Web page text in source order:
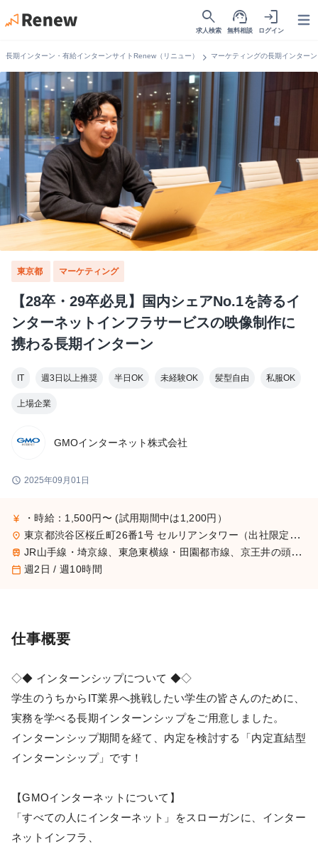
search
求人検索
support_agent
無料相談
login
ログイン
長期インターン・有給インターンサイトRenew（リニュー） chevron_right マーケティングの長期インター
東京都 マーケティング
【28卒・29卒必見】国内シェアNo.1を誇るイ
ンターネットインフラサービスの映像制作に
携わる長期インターン
IT 週3日以上推奨 半日OK 未経験OK 髪型自由 私服OK
上場企業
GMOインターネット株式会社
schedule 2025年09月01日
currency_yen ・時給：1,500円〜 (試用期間中は1,200円）
place 東京都渋谷区桜丘町26番1号 セルリアンタワー（出社限定・リモート不可）
train JR山手線・埼京線、東急東横線・田園都市線、京王井の頭線、地下鉄銀座線・半蔵門線の渋谷駅より徒歩5分
calendar_today 週2日 / 週10時間
仕事概要
◇◆ インターンシップについて ◆◇
学生のうちからIT業界へ挑戦したい学生の皆さんのために、
実務を学べる長期インターンシップをご用意しました。
インターンシップ期間を経て、内定を検討する「内定直結型
インターンシップ」です！
【GMOインターネットについて】
「すべての人にインターネット」をスローガンに、インター
ネットインフラ、